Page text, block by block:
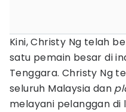
Kini, Christy Ng telah
satu pemain besar di
Tenggara. Christy Ng
seluruh Malaysia dan
melayani pelanggan di